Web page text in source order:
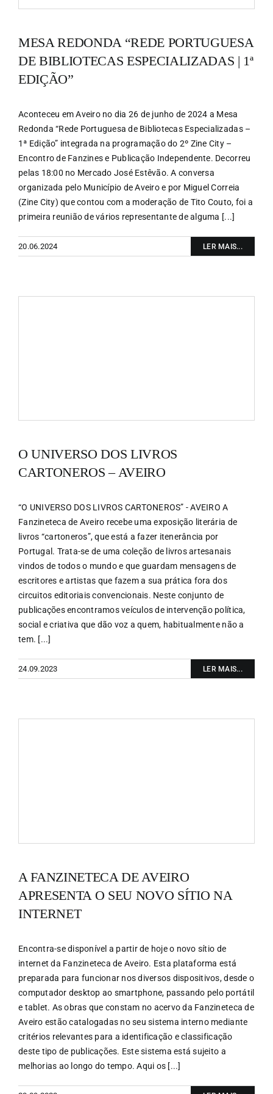
MESA REDONDA “REDE PORTUGUESA
DE BIBLIOTECAS ESPECIALIZADAS | 1ª
EDIÇÃO”
Aconteceu em Aveiro no dia 26 de junho de 2024 a Mesa
Redonda “Rede Portuguesa de Bibliotecas Especializadas –
1ª Edição” integrada na programação do 2º Zine City –
Encontro de Fanzines e Publicação Independente. Decorreu
pelas 18:00 no Mercado José Estêvão. A conversa
organizada pelo Município de Aveiro e por Miguel Correia
(Zine City) que contou com a moderação de Tito Couto, foi a
primeira reunião de vários representante de alguma [...]
20.06.2024 LER MAIS...
O UNIVERSO DOS LIVROS
CARTONEROS – AVEIRO
“O UNIVERSO DOS LIVROS CARTONEROS” - AVEIRO A
Fanzineteca de Aveiro recebe uma exposição literária de
livros “cartoneros”, que está a fazer itenerância por
Portugal. Trata-se de uma coleção de livros artesanais
vindos de todos o mundo e que guardam mensagens de
escritores e artistas que fazem a sua prática fora dos
circuitos editoriais convencionais. Neste conjunto de
publicações encontramos veículos de intervenção política,
social e criativa que dão voz a quem, habitualmente não a
tem. [...]
24.09.2023 LER MAIS...
A FANZINETECA DE AVEIRO
APRESENTA O SEU NOVO SÍTIO NA
INTERNET
Encontra-se disponível a partir de hoje o novo sítio de
internet da Fanzineteca de Aveiro. Esta plataforma está
preparada para funcionar nos diversos dispositivos, desde o
computador desktop ao smartphone, passando pelo portátil
e tablet. As obras que constam no acervo da Fanzineteca de
Aveiro estão catalogadas no seu sistema interno mediante
critérios relevantes para a identificação e classificação
deste tipo de publicações. Este sistema está sujeito a
melhorias ao longo do tempo. Aqui os [...]